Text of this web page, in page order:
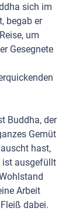
sich im
begab er
um
Gesegnete
Buddha, der
Gemüt
hast,
ist ausgefüllt
Arbeit
dabei.